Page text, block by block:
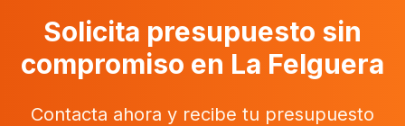
Solicita presupuesto sin
compromiso en La Felguera
Contacta ahora y recibe tu presupuesto